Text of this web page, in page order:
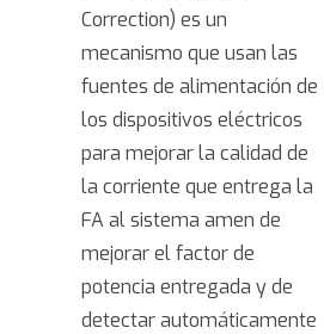
Correction) es un
mecanismo que usan las
fuentes de alimentación de
los dispositivos eléctricos
para mejorar la calidad de
la corriente que entrega la
FA al sistema amen de
mejorar el factor de
potencia entregada y de
detectar automáticamente